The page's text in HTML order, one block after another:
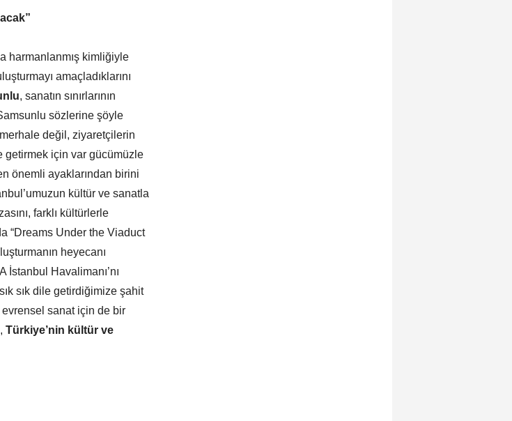
harmanlanmış kimliğiyle
amaçladıklarını
, sanatın sınırlarının
sözlerine şöyle
merhale değil, ziyaretçilerin
getirmek için var gücümüzle
önemli ayaklarından birini
kültür ve sanatla
farklı kültürlerle
“Dreams Under the Viaduct
heyecanı
Havalimanı’nı
sık dile getirdiğimize şahit
sanat için de bir
Türkiye’nin kültür ve